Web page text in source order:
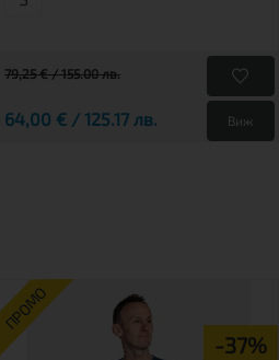
79,25 € / 155.00 лв.
64,00 € / 125.17 лв. Виж
ПРОМО
-37%